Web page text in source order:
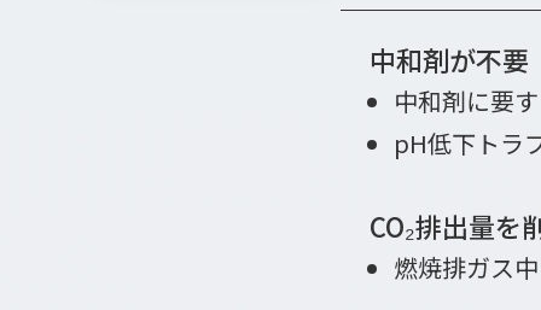
中和剤が不要
中和剤に要
pH低下トラ
CO₂排出量を
燃焼排ガス